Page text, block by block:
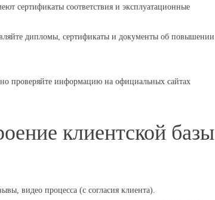
сертификаты соответствия и эксплуатационные
дипломы, сертификаты и документы об повышении
проверяйте информацию на официальных сайтах
клиентской базы
видео процесса (с согласия клиента).